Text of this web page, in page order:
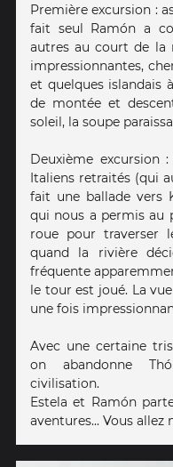
Première excursion :
fait seul Ramón a
autres au court de la
impressionnantes,
et quelques islandais
de montée et
soleil, la soupe
Deuxième
Italiens retraités (qui
fait une ballade vers
qui nous a permis au
roue pour traverser
quand la rivière
fréquente
le tour est joué. La
une fois
Avec une certaine
on abandonne
civilisation.
Estela et Ramón
aventures... Vous allez